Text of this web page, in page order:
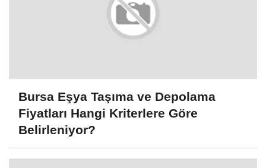
Bursa Eşya Taşıma ve Depolama
Fiyatları Hangi Kriterlere Göre
Belirleniyor?